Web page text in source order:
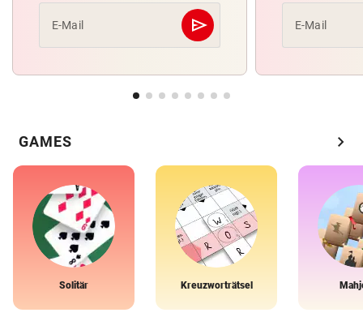
E-Mail send
Abschicken E-Mail
GAMES chevron_right
Solitär Kreuzworträtsel